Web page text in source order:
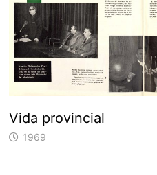
Vida provincial
1969